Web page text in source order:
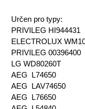
Určen pro typy:
PRIVILEG HI944431
ELECTROLUX
PRIVILEG 00396400
LG WD80260T
AEG L74650
AEG LAV74650
AEG L76650